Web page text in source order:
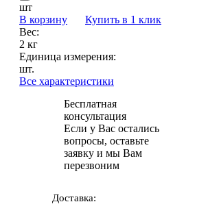
шт
В корзину
Купить в 1 клик
Вес:
2 кг
Единица измерения:
шт.
Все характеристики
Бесплатная
консультация
Если у Вас остались
вопросы, оставьте
заявку и мы Вам
перезвоним
Доставка: